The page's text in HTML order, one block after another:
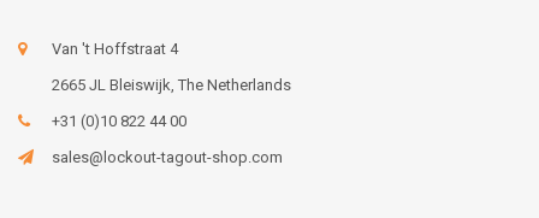
Van 't Hoffstraat 4
2665 JL Bleiswijk, The Netherlands
+31 (0)10 822 44 00
sales@lockout-tagout-shop.com